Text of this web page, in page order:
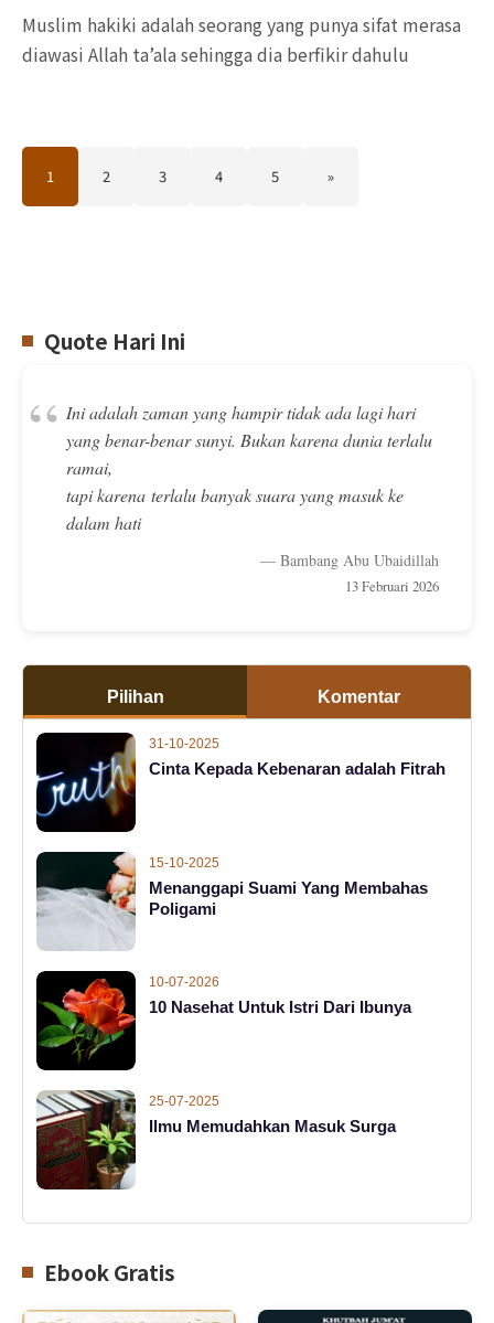
Muslim hakiki adalah seorang yang punya sifat merasa
diawasi Allah ta’ala sehingga dia berfikir dahulu
1 2 3 4 5 »
Quote Hari Ini
“ Ini adalah zaman yang hampir tidak ada lagi hari
yang benar-benar sunyi. Bukan karena dunia terlalu
ramai,
tapi karena terlalu banyak suara yang masuk ke
dalam hati
— Bambang Abu Ubaidillah
13 Februari 2026
Pilihan Komentar
31-10-2025
Cinta Kepada Kebenaran adalah Fitrah
15-10-2025
Menanggapi Suami Yang Membahas
Poligami
10-07-2026
10 Nasehat Untuk Istri Dari Ibunya
25-07-2025
Ilmu Memudahkan Masuk Surga
Ebook Gratis